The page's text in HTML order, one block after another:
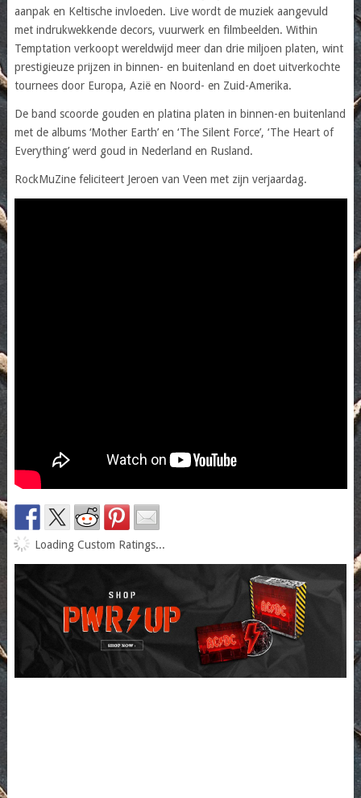
aanpak en Keltische invloeden. Live wordt de muziek aangevuld
met indrukwekkende decors, vuurwerk en filmbeelden. Within
Temptation verkoopt wereldwijd meer dan drie miljoen platen, wint
prestigieuze prijzen in binnen- en buitenland en doet uitverkochte
tournees door Europa, Azië en Noord- en Zuid-Amerika.
De band scoorde gouden en platina platen in binnen-en buitenland
met de albums ‘Mother Earth’ en ‘The Silent Force’, ‘The Heart of
Everything’ werd goud in Nederland en Rusland.
RockMuZine feliciteert Jeroen van Veen met zijn verjaardag.
Loading Custom Ratings...